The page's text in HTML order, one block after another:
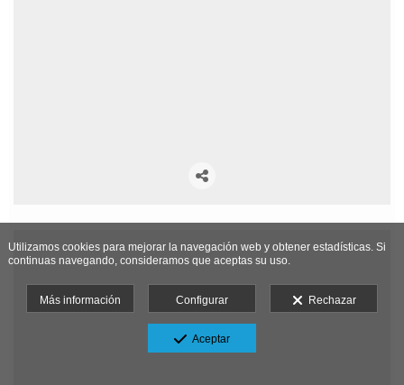
Utilizamos cookies para mejorar la navegación web y obtener estadísticas. Si
continuas navegando, consideramos que aceptas su uso.
Más información Configurar Rechazar
Aceptar